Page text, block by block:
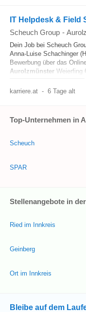
IT Helpdesk & Field
Scheuch Group -
Dein Job bei Scheuch
Anna-Luise Schachinger
Bewerbung über das
Aurolzmünster Weierfing
karriere.at - 6 Tage alt
Top-Unternehmen in
Scheuch
SPAR
Stellenangebote in
Ried im Innkreis
Geinberg
Ort im Innkreis
Bleibe auf dem